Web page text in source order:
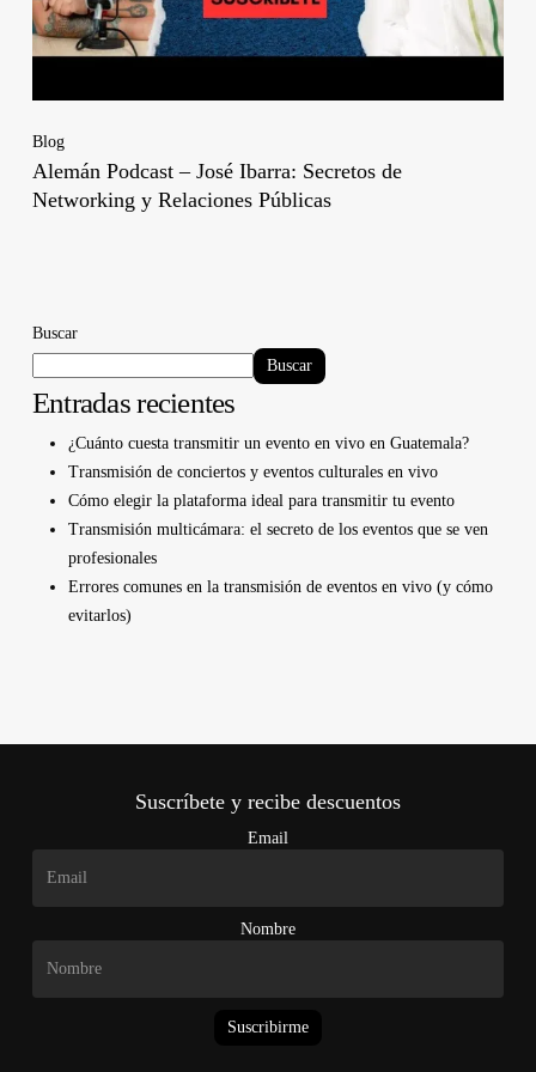
Blog
Alemán Podcast – José Ibarra: Secretos de
Networking y Relaciones Públicas
Buscar
Buscar
Entradas recientes
¿Cuánto cuesta transmitir un evento en vivo en Guatemala?
Transmisión de conciertos y eventos culturales en vivo
Cómo elegir la plataforma ideal para transmitir tu evento
Transmisión multicámara: el secreto de los eventos que se ven
profesionales
Errores comunes en la transmisión de eventos en vivo (y cómo
evitarlos)
Suscríbete y recibe descuentos
Email
Nombre
Suscribirme